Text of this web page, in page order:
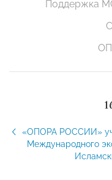
Поддержка
«ОПОРА РОССИИ»
Международного